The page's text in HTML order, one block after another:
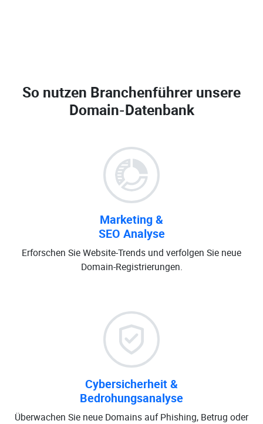
So nutzen Branchenführer unsere
Domain-Datenbank
Marketing &
SEO Analyse
Erforschen Sie Website-Trends und verfolgen Sie neue
Domain-Registrierungen.
Cybersicherheit &
Bedrohungsanalyse
Überwachen Sie neue Domains auf Phishing, Betrug oder